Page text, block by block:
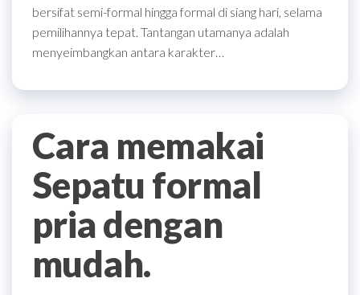
bersifat semi-formal hingga formal di siang hari, selama
pemilihannya tepat. Tantangan utamanya adalah
menyeimbangkan antara karakter…
Cara memakai
Sepatu formal
pria dengan
mudah.